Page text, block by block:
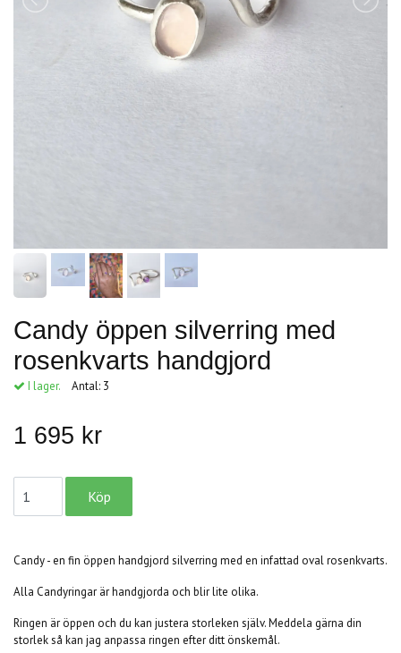
Candy öppen silverring med
rosenkvarts handgjord
I lager. Antal: 3
1 695 kr
Candy - en fin öppen handgjord silverring med en infattad oval rosenkvarts.
Alla Candyringar är handgjorda och blir lite olika.
Ringen är öppen och du kan justera storleken själv. Meddela gärna din
storlek så kan jag anpassa ringen efter ditt önskemål.